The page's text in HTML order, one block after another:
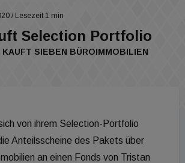
/ Lesezeit 1 min
Selection Portfolio
SIEBEN BÜROIMMOBILIEN
von ihrem Selection-Portfolio
Anteilsscheine des Pakets über
an einen Fonds von Tristan